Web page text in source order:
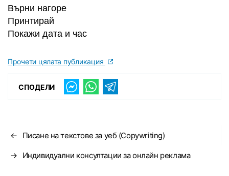
Върни нагоре
Принтирай
Покажи дата и час
Прочети цялата публикация
СПОДЕЛИ
← Писане на текстове за уеб (Copywriting)
→ Индивидуални консултации за онлайн реклама